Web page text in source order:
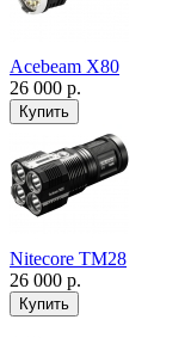
Acebeam X80
26 000 р.
Nitecore TM28
26 000 р.